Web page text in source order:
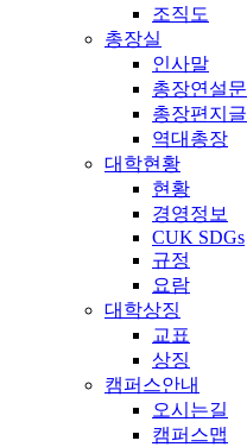
조직도
총장실
인사말
총장연설문
총장편지글
역대총장
대학현황
현황
경영정보
CUK SDGs
규정
요람
대학상징
교표
상징
캠퍼스안내
오시는길
캠퍼스맵